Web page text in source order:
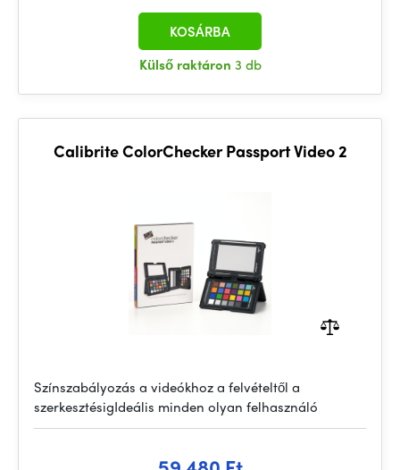
Külső raktáron 3 db
KOSÁRBA
Calibrite ColorChecker Passport Video 2
Színszabályozás a videókhoz a felvételtől a
szerkesztésigIdeális minden olyan felhasználó